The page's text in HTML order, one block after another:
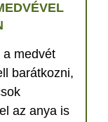
a medvét
barátkozni,
az anya is